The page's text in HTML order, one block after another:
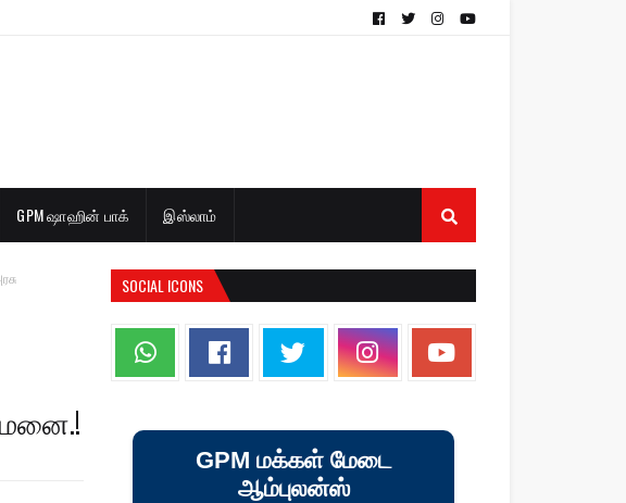
GPM ஷாஹின் பாக் இஸ்லாம்
SOCIAL ICONS
GPM மக்கள் மேடை
ஆம்புலன்ஸ்